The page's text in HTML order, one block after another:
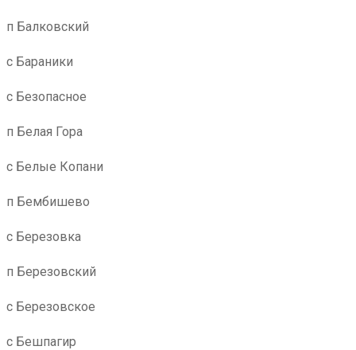
п Балковский
с Бараники
с Безопасное
п Белая Гора
с Белые Копани
п Бембишево
с Березовка
п Березовский
с Березовское
с Бешпагир